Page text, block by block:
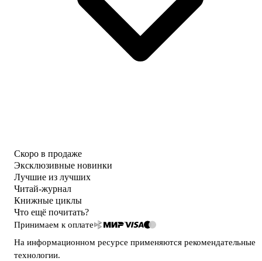
Скоро в продаже
Эксклюзивные новинки
Лучшие из лучших
Читай-журнал
Книжные циклы
Что ещё почитать?
Принимаем к оплате
На информационном ресурсе применяются рекомендательные
технологии.